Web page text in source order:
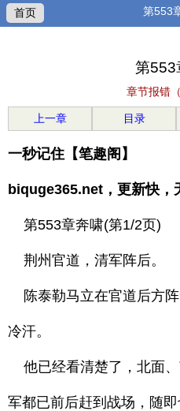
首页 第553
第553
章节报错
上一章 目录
一秒记住【笔趣阁】
biquge365.net，更新快，
第553章奔啸(第1/2页)
荆州官道，清军阵后。
陈泰勒马立在官道后方
冷汗。
他已经看清楚了，北面
军都已前后赶到战场，随